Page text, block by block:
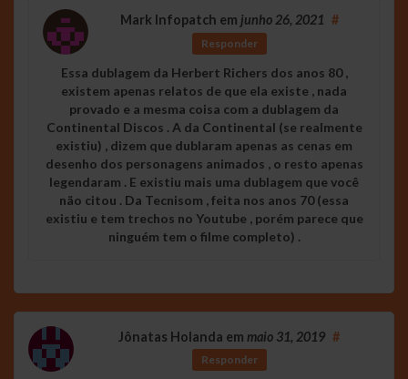
Mark Infopatch em junho 26, 2021 #
Responder
Essa dublagem da Herbert Richers dos anos 80 ,
existem apenas relatos de que ela existe , nada
provado e a mesma coisa com a dublagem da
Continental Discos . A da Continental (se realmente
existiu) , dizem que dublaram apenas as cenas em
desenho dos personagens animados , o resto apenas
legendaram . E existiu mais uma dublagem que você
não citou . Da Tecnisom , feita nos anos 70 (essa
existiu e tem trechos no Youtube , porém parece que
ninguém tem o filme completo) .
Jônatas Holanda em maio 31, 2019 #
Responder